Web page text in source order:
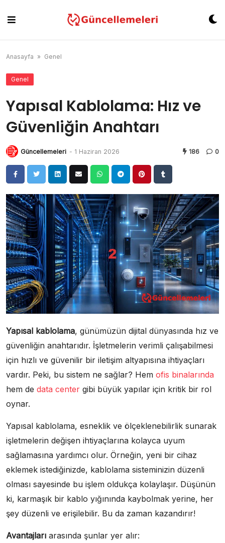
content
Anasayfa » Genel
Genel
Yapısal Kablolama: Hız ve
Güvenliğin Anahtarı
Güncellemeleri - 1 Haziran 2026 186 0
Yapısal kablolama, günümüzün dijital dünyasında hız ve
güvenliğin anahtarıdır. İşletmelerin verimli çalışabilmesi
için hızlı ve güvenilir bir iletişim altyapısına ihtiyaçları
vardır. Peki, bu sistem ne sağlar? Hem ofis binalarında
hem de data center gibi büyük yapılar için kritik bir rol
oynar.
Yapısal kablolama, esneklik ve ölçeklenebilirlik sunarak
işletmelerin değişen ihtiyaçlarına kolayca uyum
sağlamasına yardımcı olur. Örneğin, yeni bir cihaz
eklemek istediğinizde, kablolama sisteminizin düzenli
olması sayesinde bu işlem oldukça kolaylaşır. Düşünün
ki, karmaşık bir kablo yığınında kaybolmak yerine, her
şey düzenli ve erişilebilir. Bu da zaman kazandırır!
Avantajları arasında şunlar yer alır: